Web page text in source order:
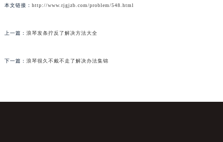
本文链接： http://www.rjgjzb.com/problem/548.html
上一篇： 浪琴发条拧反了解决方法大全
下一篇： 浪琴很久不戴不走了解决办法集锦